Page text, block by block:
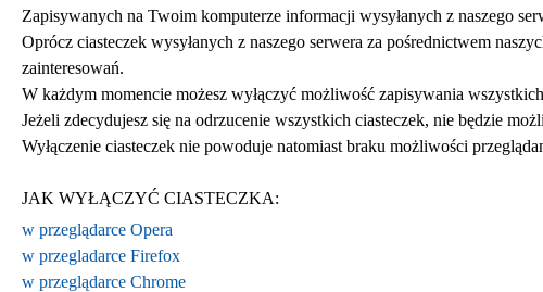
Zapisywanych na Twoim komputerze informacji wysyłanych z naszego
Oprócz ciasteczek wysyłanych z naszego serwera za pośrednictwem
zainteresowań.
W każdym momencie możesz wyłączyć możliwość zapisywania
Jeżeli zdecydujesz się na odrzucenie wszystkich ciasteczek, nie będzie
Wyłączenie ciasteczek nie powoduje natomiast braku możliwości
JAK WYŁĄCZYĆ CIASTECZKA:
w przeglądarce Opera
w przegladarce Firefox
w przeglądarce Chrome